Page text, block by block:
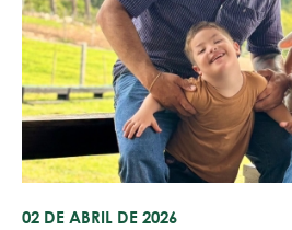
02 DE ABRIL DE 2026